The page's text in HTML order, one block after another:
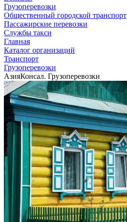
Грузоперевозки
Общественный городской транспорт
Пассажирские перевозки
Службы такси
Главная
Каталог организаций
Транспорт
Грузоперевозки
АзияКонсал. Грузоперевозки